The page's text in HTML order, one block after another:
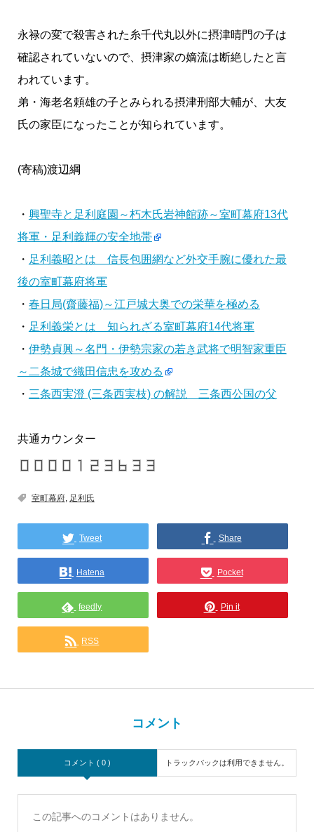
永禄の変で殺害された糸千代丸以外に摂津晴門の子は
確認されていないので、摂津家の嫡流は断絶したと言
われています。
弟・海老名頼雄の子とみられる摂津刑部大輔が、大友
氏の家臣になったことが知られています。
(寄稿)渡辺綱
・ 興聖寺と足利庭園～朽木氏岩神館跡～室町幕府13代
将軍・足利義輝の安全地帯
・ 足利義昭とは 信長包囲網など外交手腕に優れた最
後の室町幕府将軍
・ 春日局(齋藤福)～江戸城大奥での栄華を極める
・ 足利義栄とは 知られざる室町幕府14代将軍
・ 伊勢貞興～名門・伊勢宗家の若き武将で明智家重臣
～二条城で織田信忠を攻める
・ 三条西実澄 (三条西実枝) の解説 三条西公国の父
共通カウンター
室町幕府, 足利氏
Tweet Share
Hatena Pocket
feedly Pin it
RSS
コメント
コメント ( 0 ) トラックバックは利用できません。
この記事へのコメントはありません。